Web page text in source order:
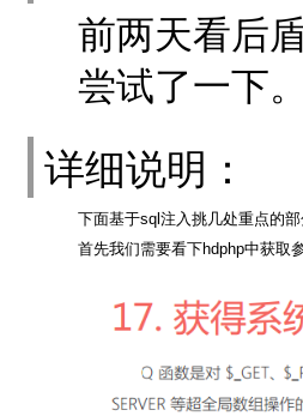
前两天看后
尝试了一下。
详细说明：
下面基于sql注入挑几处重点的
首先我们需要看下hdphp中获取